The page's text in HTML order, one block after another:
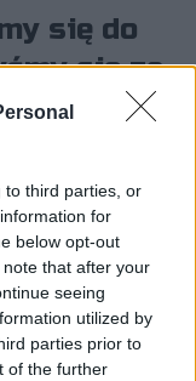
to third parties, or
for
below opt-out
that after your
seeing
utilized by
parties prior to
of the further
się do
się ze
– a
jest
bierze m.in.
Javelins. Z
Angeliką
zaraz po